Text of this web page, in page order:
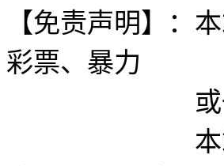
【免责声明】：
彩票、暴力
或一切违法
本站图片均